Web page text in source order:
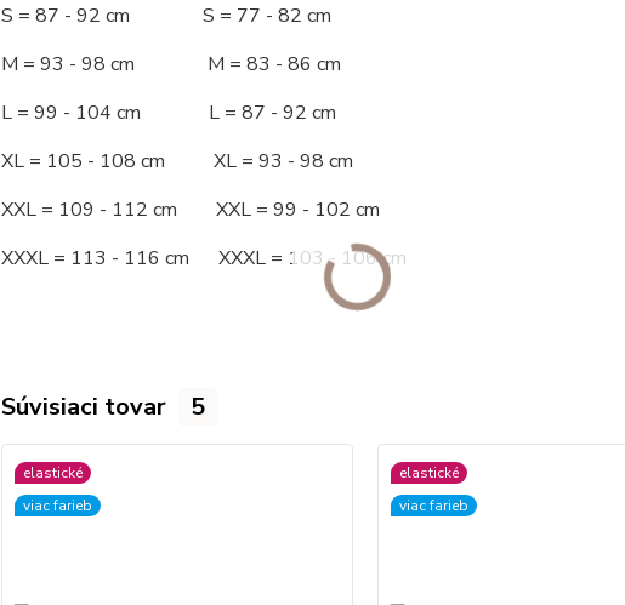
S = 87 - 92 cm S = 77 - 82 cm
M = 93 - 98 cm M = 83 - 86 cm
L = 99 - 104 cm L = 87 - 92 cm
XL = 105 - 108 cm XL = 93 - 98 cm
XXL = 109 - 112 cm XXL = 99 - 102 cm
XXXL = 113 - 116 cm XXXL = 103 - 106 cm
Súvisiaci tovar 5
elastické
viac farieb
elastické
viac farieb